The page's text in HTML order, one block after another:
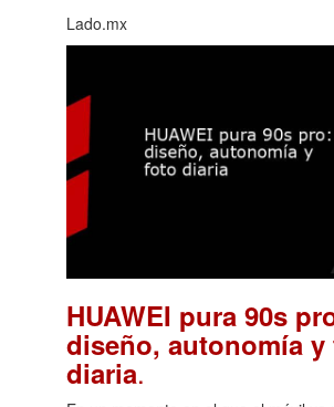
Lado.mx
HUAWEI pura 90s
diseño, autonomía y
diaria.